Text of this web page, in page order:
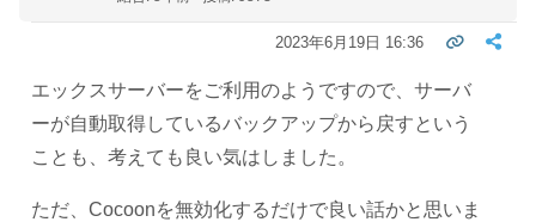
2023年6月19日 16:36
エックスサーバーをご利用のようですので、サーバ
ーが自動取得しているバックアップから戻すという
ことも、考えても良い気はしました。
ただ、Cocoonを無効化するだけで良い話かと思いま